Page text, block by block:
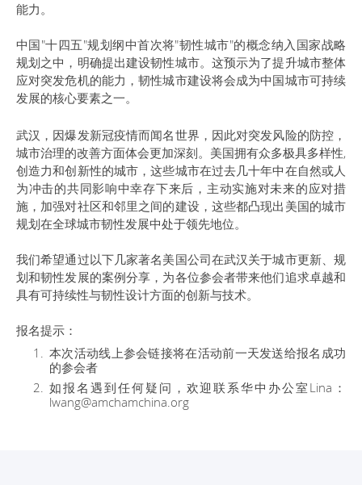
能力。
中国"十四五"规划纲中首次将"韧性城市"的概念纳入国家战略
规划之中，明确提出建设韧性城市。这预示为了提升城市整体
应对突发危机的能力，韧性城市建设将会成为中国城市可持续
发展的核心要素之一。
武汉，因爆发新冠疫情而闻名世界，因此对突发风险的防控，
城市治理的改善方面体会更加深刻。美国拥有众多极具多样性,
创造力和创新性的城市，这些城市在过去几十年中在自然或人
为冲击的共同影响中幸存下来后，主动实施对未来的应对措
施，加强对社区和邻里之间的建设，这些都凸现出美国的城市
规划在全球城市韧性发展中处于领先地位。
我们希望通过以下几家著名美国公司在武汉关于城市更新、规
划和韧性发展的案例分享，为各位参会者带来他们追求卓越和
具有可持续性与韧性设计方面的创新与技术。
报名提示：
本次活动线上参会链接将在活动前一天发送给报名成功
的参会者
如报名遇到任何疑问，欢迎联系华中办公室Lina：
lwang@amchamchina.org